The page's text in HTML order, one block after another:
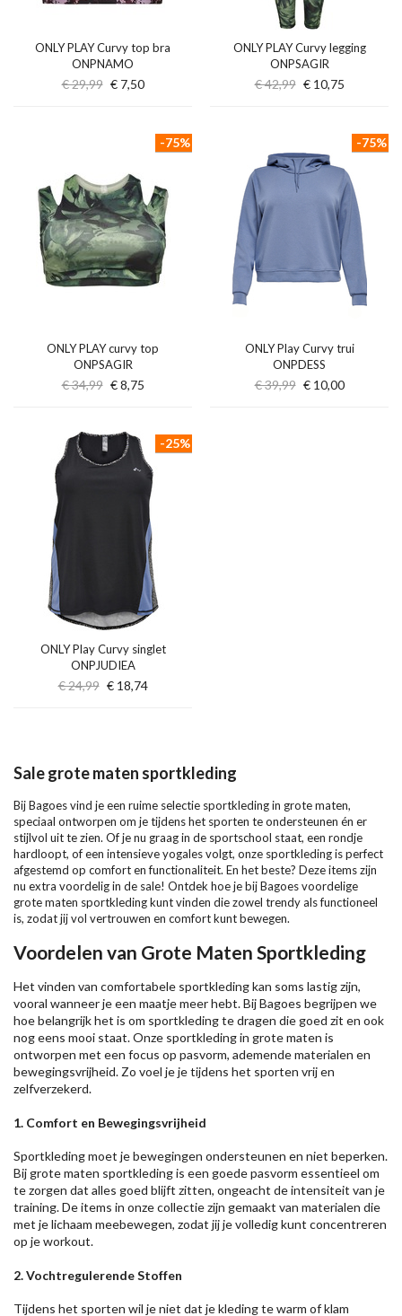
ONLY PLAY Curvy top bra
ONPNAMO
€ 29,99 € 7,50
ONLY PLAY Curvy legging
ONPSAGIR
€ 42,99 € 10,75
ONLY PLAY curvy top
ONPSAGIR
€ 34,99 € 8,75
-75%
ONLY Play Curvy trui
ONPDESS
€ 39,99 € 10,00
-75%
ONLY Play Curvy singlet
ONPJUDIEA
€ 24,99 € 18,74
-25%
Sale grote maten sportkleding
Bij Bagoes vind je een ruime selectie sportkleding in grote maten,
speciaal ontworpen om je tijdens het sporten te ondersteunen én er
stijlvol uit te zien. Of je nu graag in de sportschool staat, een rondje
hardloopt, of een intensieve yogales volgt, onze sportkleding is perfect
afgestemd op comfort en functionaliteit. En het beste? Deze items zijn
nu extra voordelig in de sale! Ontdek hoe je bij Bagoes voordelige
grote maten sportkleding kunt vinden die zowel trendy als functioneel
is, zodat jij vol vertrouwen en comfort kunt bewegen.
Voordelen van Grote Maten Sportkleding
Het vinden van comfortabele sportkleding kan soms lastig zijn,
vooral wanneer je een maatje meer hebt. Bij Bagoes begrijpen we
hoe belangrijk het is om sportkleding te dragen die goed zit en ook
nog eens mooi staat. Onze sportkleding in grote maten is
ontworpen met een focus op pasvorm, ademende materialen en
bewegingsvrijheid. Zo voel je je tijdens het sporten vrij en
zelfverzekerd.
1. Comfort en Bewegingsvrijheid
Sportkleding moet je bewegingen ondersteunen en niet beperken.
Bij grote maten sportkleding is een goede pasvorm essentieel om
te zorgen dat alles goed blijft zitten, ongeacht de intensiteit van je
training. De items in onze collectie zijn gemaakt van materialen die
met je lichaam meebewegen, zodat jij je volledig kunt concentreren
op je workout.
2.Vochtregulerende Stoffen
Tijdens het sporten wil je niet dat je kleding te warm of klam